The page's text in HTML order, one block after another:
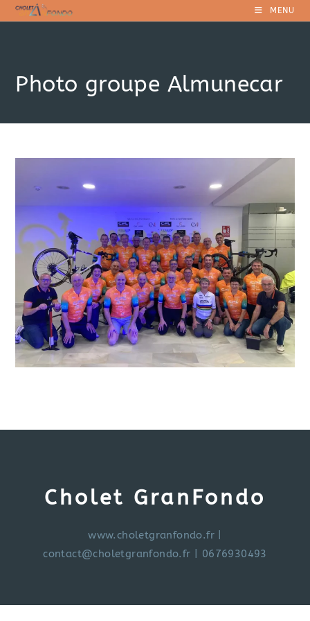
Skip
to
MENU
Photo groupe Almunecar
Cholet GranFondo
www.choletgranfondo.fr
contact@choletgranfondo.fr | 0676930493